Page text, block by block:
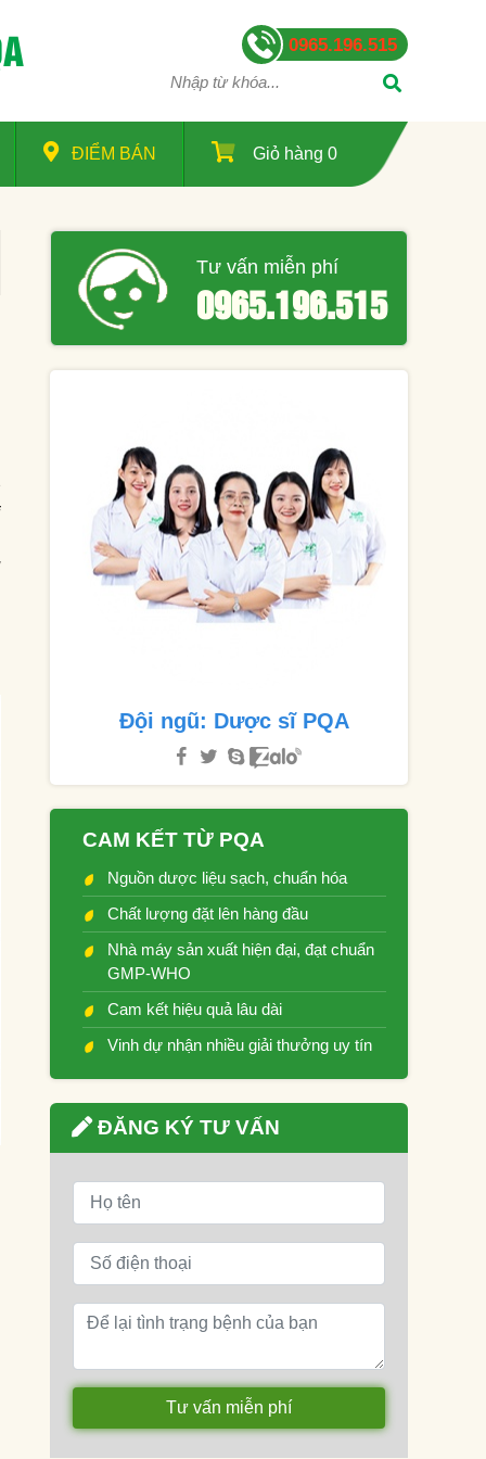
0965.196.515
ĐIỂM BÁN Giỏ hàng 0
Tư vấn miễn phí
0965.196.515
Đội ngũ: Dược sĩ PQA
CAM KẾT TỪ PQA
Nguồn dược liệu sạch, chuẩn hóa
Chất lượng đặt lên hàng đầu
Nhà máy sản xuất hiện đại, đạt chuẩn
GMP-WHO
Cam kết hiệu quả lâu dài
Vinh dự nhận nhiều giải thưởng uy tín
ĐĂNG KÝ TƯ VẤN
Tư vấn miễn phí